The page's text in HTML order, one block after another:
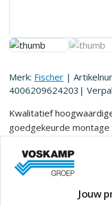
Merk: Fischer |
4006209624203 |
Kwalitatief
goedgekeurde
combinatie met fischer
voor boorhamers,
fischer draadstangen.
Meer informatie
Jouw